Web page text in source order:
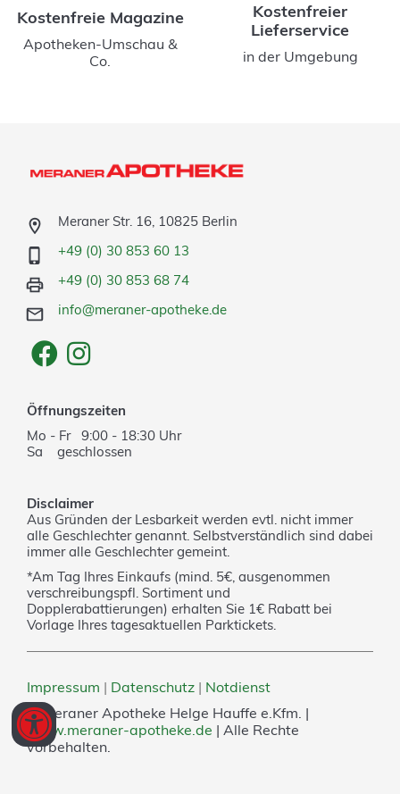
Kostenfreie Magazine
Apotheken-Umschau &
Co.
Kostenfreier
Lieferservice
in der Umgebung
Meraner Str. 16, 10825 Berlin
+49 (0) 30 853 60 13
+49 (0) 30 853 68 74
info@meraner-apotheke.de
Öffnungszeiten
Mo - Fr 9:00 - 18:30 Uhr
Sa geschlossen
Disclaimer
Aus Gründen der Lesbarkeit werden evtl. nicht immer
alle Geschlechter genannt. Selbstverständlich sind dabei
immer alle Geschlechter gemeint.
*Am Tag Ihres Einkaufs (mind. 5€, ausgenommen
verschreibungspfl. Sortiment und
Dopplerabattierungen) erhalten Sie 1€ Rabatt bei
Vorlage Ihres tagesaktuellen Parktickets.
Impressum | Datenschutz | Notdienst
© Meraner Apotheke Helge Hauffe e.Kfm. |
www.meraner-apotheke.de | Alle Rechte
vorbehalten.